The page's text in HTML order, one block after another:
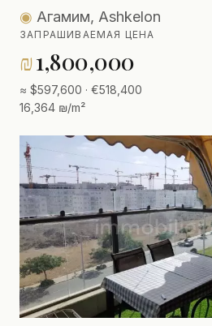
◉ Агамим, Ashkelon
ЗАПРАШИВАЕМАЯ ЦЕНА
₪1,800,000
≈ $597,600 · €518,400
16,364 ₪/m²